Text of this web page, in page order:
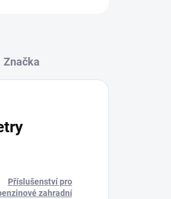
Značka
Příslušenství pro
zahradní